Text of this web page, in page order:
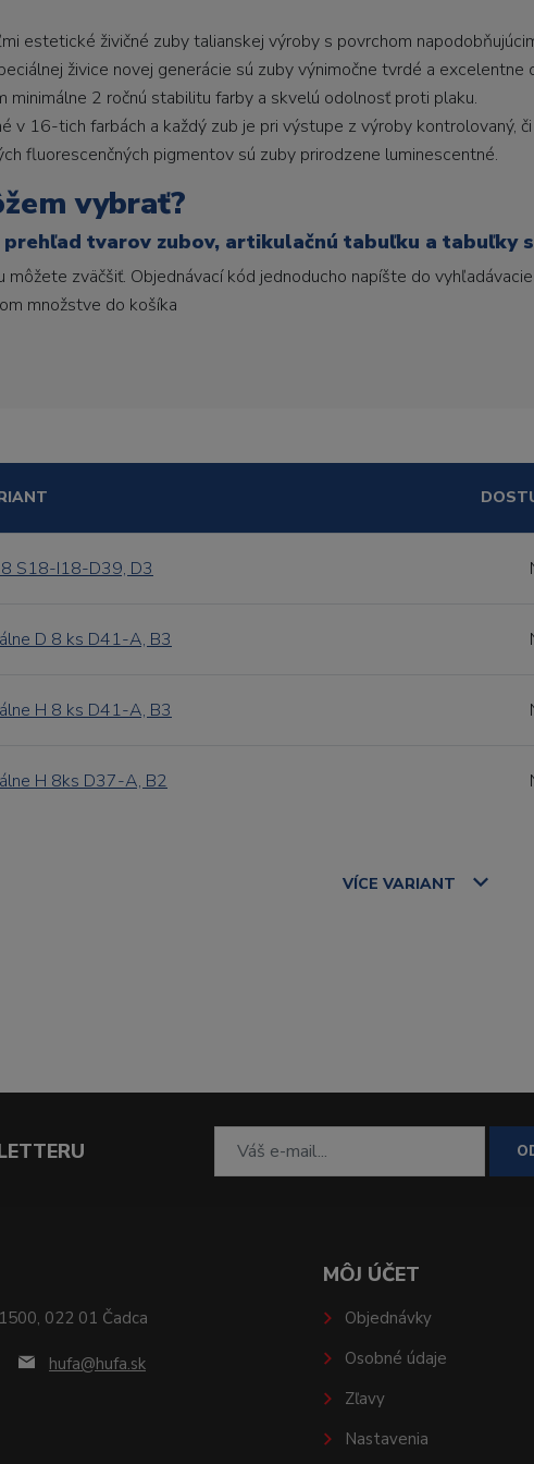
estetické živičné zuby talianskej výroby s povrchom
živice novej generácie sú zuby výnimočne tvrdé a excelentne
minimálne 2 ročnú stabilitu farby a skvelú odolnosť proti plaku.
v 16-tich farbách a každý zub je pri výstupe z výroby kontrolovaný, či
fluorescenčných pigmentov sú zuby prirodzene luminescentné.
vybrať?
prehľad tvarov zubov, artikulačnú tabuľku a tabuľky
môžete zväčšiť. Objednávací kód jednoducho napíšte do
množstve do košíka
S18-I18-D39, D3
D 8 ks D41-A, B3
H 8 ks D41-A, B3
H 8ks D37-A, B2
VÍCE VARIANT
022 01 Čadca
hufa@hufa.sk
MÔJ ÚČET
Objednávky
Osobné údaje
Zľavy
Nastavenia